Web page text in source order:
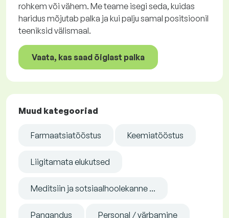
rohkem või vähem. Me teame isegi seda, kuidas
haridus mõjutab palka ja kui palju samal positsioonil
teeniksid välismaal.
Vaata, kas saad õiglast palka
Muud kategooriad
Farmaatsiatööstus Keemiatööstus
Liigitamata elukutsed
Meditsiin ja sotsiaalhoolekanne ...
Pangandus Personal / värbamine